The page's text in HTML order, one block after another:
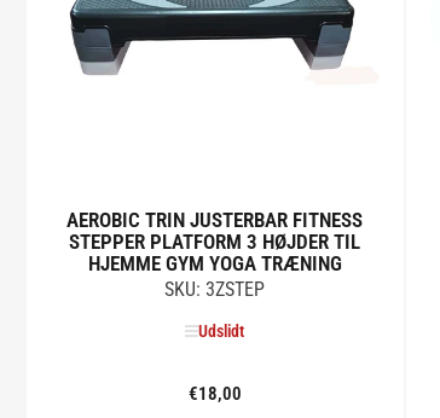
AEROBIC TRIN JUSTERBAR FITNESS
STEPPER PLATFORM 3 HØJDER TIL
HJEMME GYM YOGA TRÆNING
SKU: 3ZSTEP
Udslidt
Standard
€18,00